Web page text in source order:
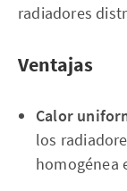
radiadores
Ventajas
Calor
los
homogénea